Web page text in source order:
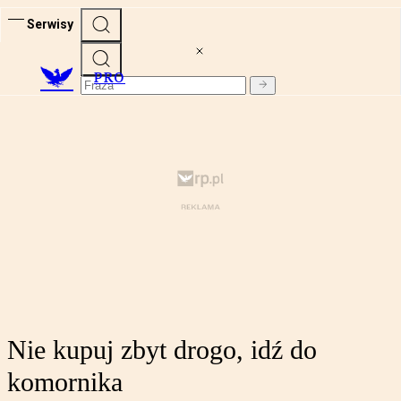
Serwisy
PRO
Nie kupuj zbyt drogo, idź do
komornika